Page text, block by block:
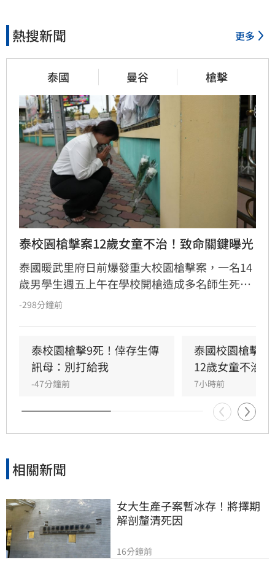
熱搜新聞 更多
泰國 曼谷 槍擊
泰校園槍擊案12歲女童不治！致命關鍵曝光
泰國暖武里府日前爆發重大校園槍擊案，一名14
歲男學生週五上午在學校開槍造成多名師生死
傷，之後舉槍自盡，且嫌犯被懷疑案發前已在家
生後，泰國總理阿努廷（Anutin Charnvirakul）
隨即承諾推動新的槍枝管制法律，未來擬限制一
般民眾攜帶槍枝，僅允許執勤中的政府官員持
-298分鐘前
泰校園槍擊9死！倖存生傳
訊母：別打給我
-47分鐘前
泰國校園槍擊
12歲女童不治
7小時前
相關新聞
女大生產子案暫冰存！將擇期
解剖釐清死因
16分鐘前